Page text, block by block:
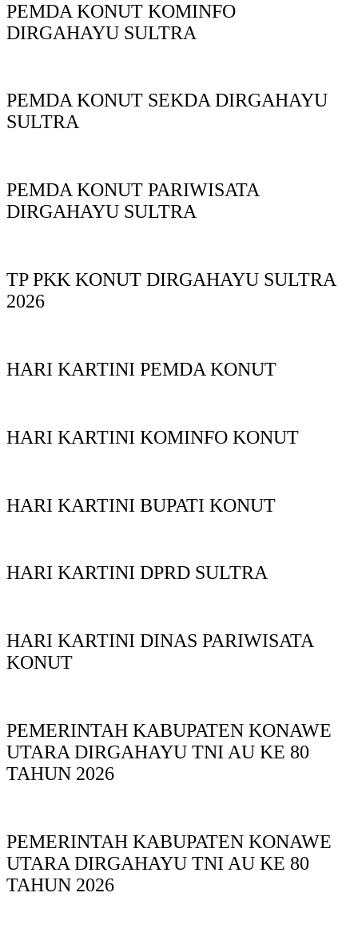
PEMDA KONUT KOMINFO
DIRGAHAYU SULTRA
PEMDA KONUT SEKDA DIRGAHAYU
SULTRA
PEMDA KONUT PARIWISATA
DIRGAHAYU SULTRA
TP PKK KONUT DIRGAHAYU SULTRA
2026
HARI KARTINI PEMDA KONUT
HARI KARTINI KOMINFO KONUT
HARI KARTINI BUPATI KONUT
HARI KARTINI DPRD SULTRA
HARI KARTINI DINAS PARIWISATA
KONUT
PEMERINTAH KABUPATEN KONAWE
UTARA DIRGAHAYU TNI AU KE 80
TAHUN 2026
PEMERINTAH KABUPATEN KONAWE
UTARA DIRGAHAYU TNI AU KE 80
TAHUN 2026